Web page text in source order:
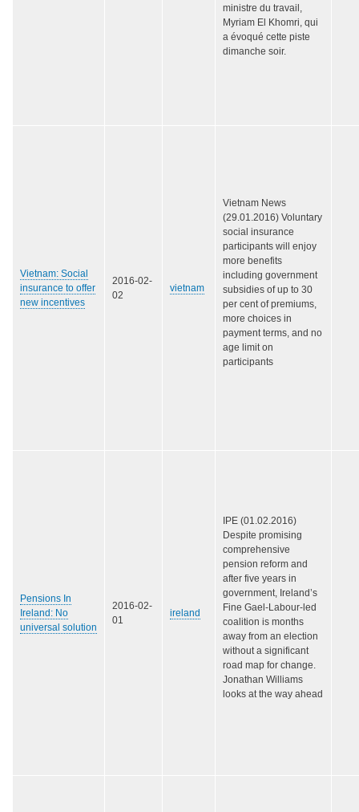
ministre du travail,
Myriam El Khomri, qui
a évoqué cette piste
dimanche soir.
Vietnam: Social
insurance to offer
new incentives
2016-02-
02
vietnam
Vietnam News
(29.01.2016) Voluntary
social insurance
participants will enjoy
more benefits
including government
subsidies of up to 30
per cent of premiums,
more choices in
payment terms, and no
age limit on
participants
Pensions In
Ireland: No
universal solution
2016-02-
01
ireland
IPE (01.02.2016)
Despite promising
comprehensive
pension reform and
after five years in
government, Ireland’s
Fine Gael-Labour-led
coalition is months
away from an election
without a significant
road map for change.
Jonathan Williams
looks at the way ahead